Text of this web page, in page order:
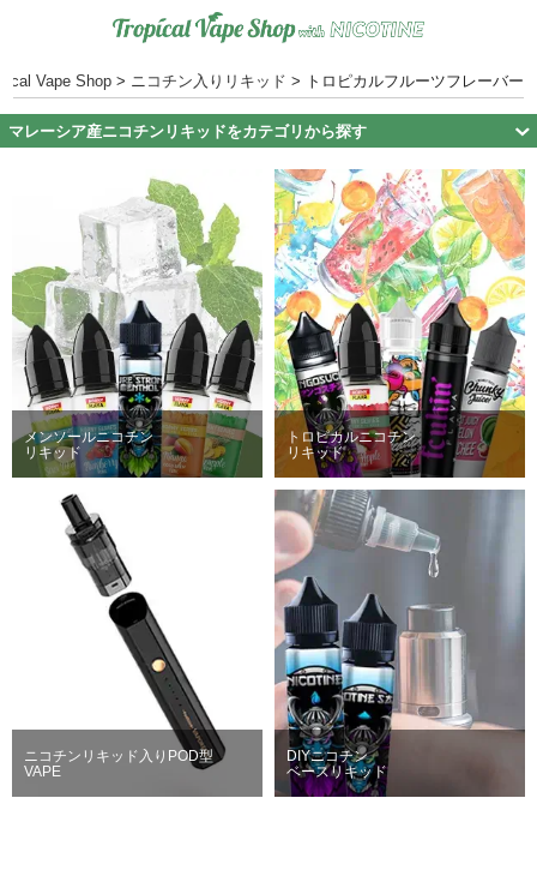
Vape Shop > ニコチン入りリキッド > トロピカルフルーツフレーバー
マレーシア産ニコチンリキッドをカテゴリから探す
メンソールニコチン
リキッド
トロピカルニコチン
リキッド
ニコチンリキッド入りPOD型
VAPE
DIYニコチン
ベースリキッド